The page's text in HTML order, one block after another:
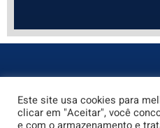
Este site usa cookies para
clicar em "Aceitar", você